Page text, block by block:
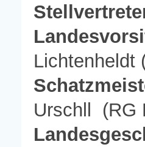
Lichtenheldt
Urschll (RG